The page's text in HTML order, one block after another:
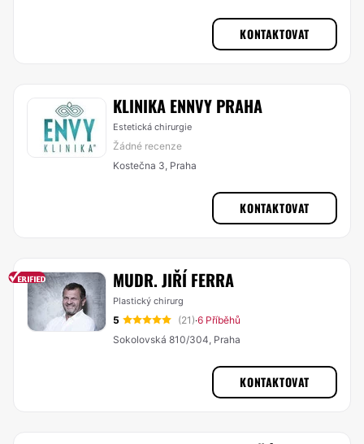
KONTAKTOVAT
KLINIKA ENNVY PRAHA
Estetická chirurgie
Žádné recenze
Kostečna 3, Praha
KONTAKTOVAT
MUDR. JIŘÍ FERRA
Plastický chirurg
5 (21)·6 Příběhů
Sokolovská 810/304, Praha
KONTAKTOVAT